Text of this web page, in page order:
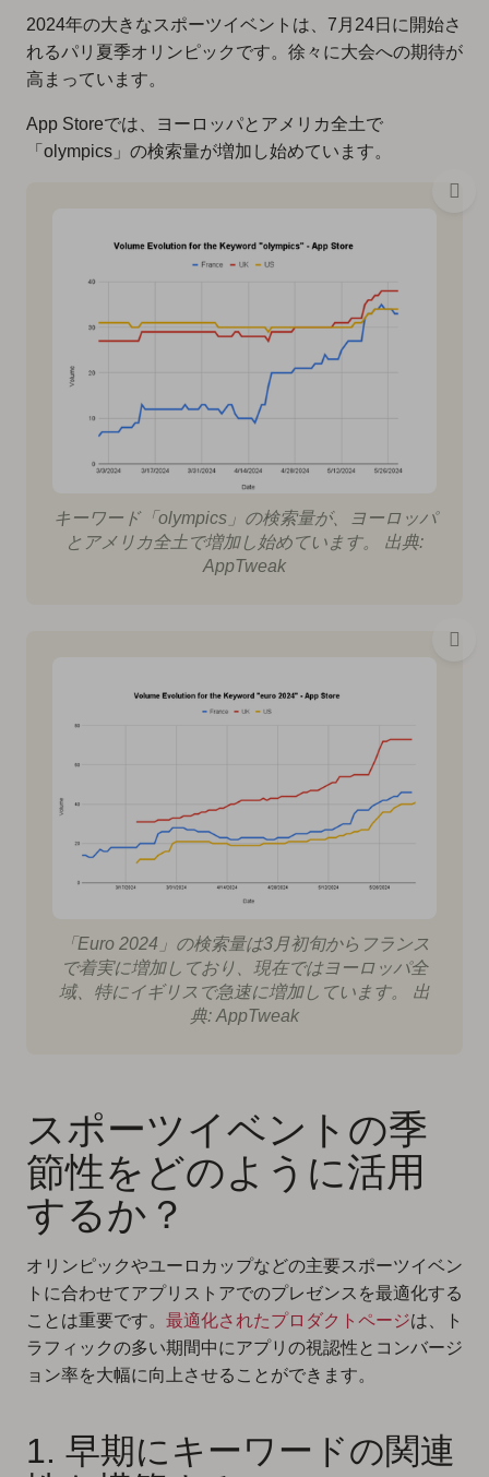
2024年の大きなスポーツイベントは、7月24日に開始さ
れるパリ夏季オリンピックです。徐々に大会への期待が
高まっています。
App Storeでは、ヨーロッパとアメリカ全土で
「olympics」の検索量が増加し始めています。
キーワード「olympics」の検索量が、ヨーロッパ
とアメリカ全土で増加し始めています。 出典:
AppTweak
「Euro 2024」の検索量は3月初旬からフランス
で着実に増加しており、現在ではヨーロッパ全
域、特にイギリスで急速に増加しています。 出
典: AppTweak
スポーツイベントの季
節性をどのように活用
するか？
オリンピックやユーロカップなどの主要スポーツイベン
トに合わせてアプリストアでのプレゼンスを最適化する
ことは重要です。 最適化されたプロダクトページは、ト
ラフィックの多い期間中にアプリの視認性とコンバージ
ョン率を大幅に向上させることができます。
1. 早期にキーワードの関連